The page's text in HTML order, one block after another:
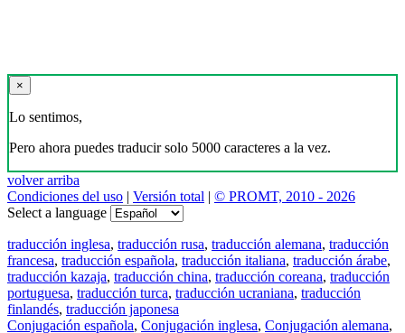
×
Lo sentimos,
Pero ahora puedes traducir solo 5000 caracteres a la vez.
volver arriba
Condiciones del uso | Versión total | © PROMT, 2010 - 2026
Select a language
traducción inglesa, traducción rusa, traducción alemana, traducción
francesa, traducción española, traducción italiana, traducción árabe,
traducción kazaja, traducción china, traducción coreana, traducción
portuguesa, traducción turca, traducción ucraniana, traducción
finlandés, traducción japonesa
Conjugación española, Conjugación inglesa, Conjugación alemana,